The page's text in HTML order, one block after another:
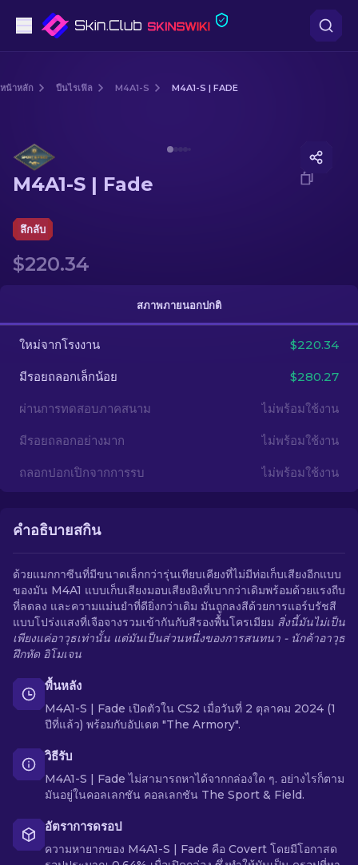
ปืนไรเฟิล
ปืนไรเฟิลซุ่มยิง
มีด
ถุงมือ
อื่น ๆ
หน้าหลัก ปืนไรเฟิล M4A1-S M4A1-S | FADE
M4A1-S | Fade
ลึกลับ
$220.34
สภาพภายนอกปกติ
ใหม่จากโรงงาน $220.34
มีรอยถลอกเล็กน้อย $280.27
ผ่านการทดสอบภาคสนาม ไม่พร้อมใช้งาน
มีรอยถลอกอย่างมาก ไม่พร้อมใช้งาน
ถลอกปอกเปิกจากการรบ ไม่พร้อมใช้งาน
คำอธิบายสกิน
ด้วยแมกกาซีนที่มีขนาดเล็กกว่ารุ่นเทียบเคียงที่ไม่มีท่อเก็บเสียงอีกแบบ
ของมัน M4A1 แบบเก็บเสียงมอบเสียงยิงที่เบากว่าเดิมพร้อมด้วยแรงถีบ
ที่ลดลง และความแม่นยำที่ดียิ่งกว่าเดิม มันถูกลงสีด้วยการแอร์บรัชสี
แบบโปร่งแสงที่เจือจางรวมเข้ากันกับสีรองพื้นโครเมียม สิ่งนี้มันไม่เป็น
เพียงแค่อาวุธเท่านั้น แต่มันเป็นส่วนหนึ่งของการสนทนา - นักค้าอาวุธ
ฝึกหัด อิโมเจน
พื้นหลัง
M4A1-S | Fade เปิดตัวใน CS2 เมื่อวันที่ 2 ตุลาคม 2024 (1
ปีที่แล้ว) พร้อมกับอัปเดต "The Armory".
วิธีรับ
M4A1-S | Fade ไม่สามารถหาได้จากกล่องใด ๆ. อย่างไรก็ตาม
มันอยู่ในคอลเลกชัน คอลเลกชัน The Sport & Field.
อัตราการดรอป
ความหายากของ M4A1-S | Fade คือ Covert โดยมีโอกาสด